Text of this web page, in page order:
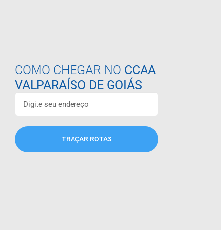
COMO CHEGAR NO CCAA
VALPARAÍSO DE GOIÁS
TRAÇAR ROTAS